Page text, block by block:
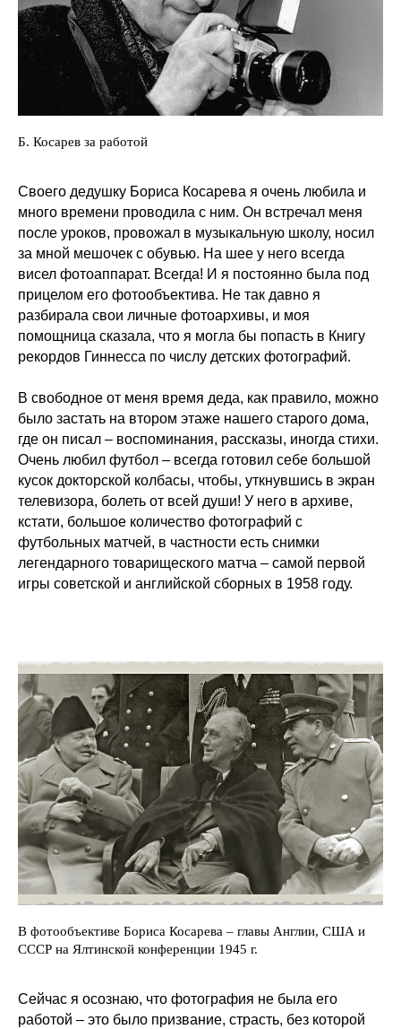
Б. Косарев за работой
Своего дедушку Бориса Косарева я очень любила и
много времени проводила с ним. Он встречал меня
после уроков, провожал в музыкальную школу, носил
за мной мешочек с обувью. На шее у него всегда
висел фотоаппарат. Всегда! И я постоянно была под
прицелом его фотообъектива. Не так давно я
разбирала свои личные фотоархивы, и моя
помощница сказала, что я могла бы попасть в Книгу
рекордов Гиннесса по числу детских фотографий.
В свободное от меня время деда, как правило, можно
было застать на втором этаже нашего старого дома,
где он писал – воспоминания, рассказы, иногда стихи.
Очень любил футбол – всегда готовил себе большой
кусок докторской колбасы, чтобы, уткнувшись в экран
телевизора, болеть от всей души! У него в архиве,
кстати, большое количество фотографий с
футбольных матчей, в частности есть снимки
легендарного товарищеского матча – самой первой
игры советской и английской сборных в 1958 году.
В фотообъективе Бориса Косарева – главы Англии, США и
СССР на Ялтинской конференции 1945 г.
Сейчас я осознаю, что фотография не была его
работой – это было призвание, страсть, без которой